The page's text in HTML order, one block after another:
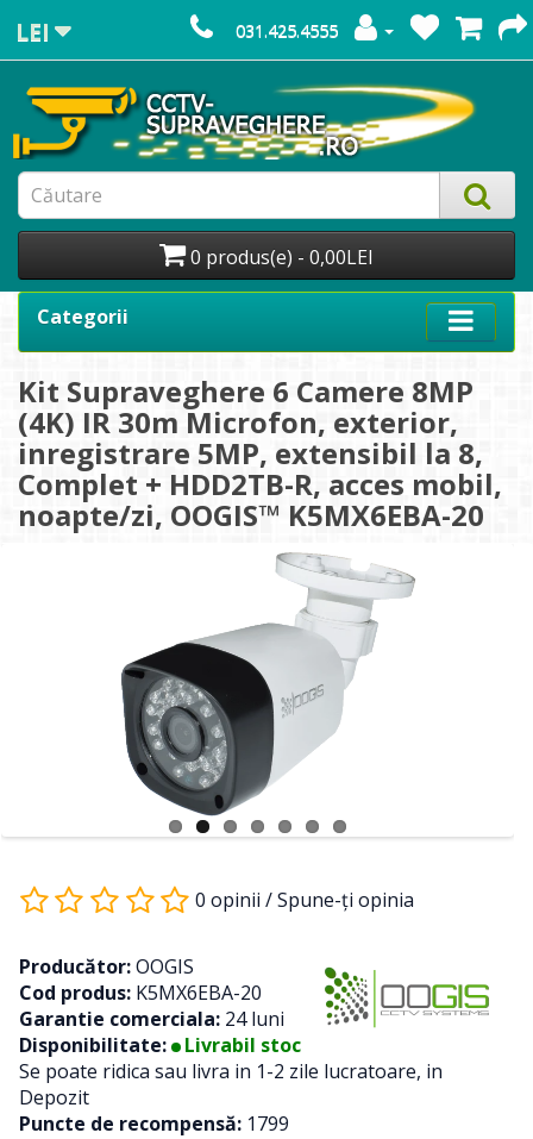
LEI 031.425.4555
0 produs(e) - 0,00LEI
Categorii
Kit Supraveghere 6 Camere 8MP
(4K) IR 30m Microfon, exterior,
inregistrare 5MP, extensibil la 8,
Complet + HDD2TB-R, acces mobil,
noapte/zi, OOGIS™ K5MX6EBA-20
0 opinii /Spune-ţi opinia
Producător:OOGIS
Cod produs: K5MX6EBA-20
Garantie comerciala: 24 luni
Disponibilitate:
Livrabil stoc
Se poate ridica sau livra in 1-2 zile lucratoare, in
Depozit
Puncte de recompensă: 1799